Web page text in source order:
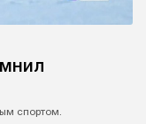
спортом.